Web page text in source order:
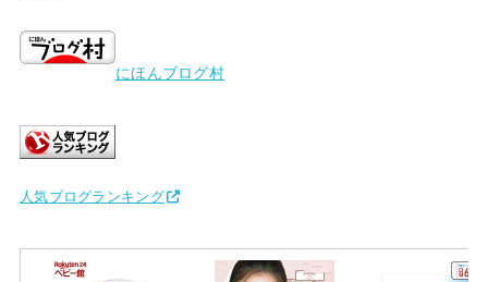
にほんブログ村
人気ブログランキング